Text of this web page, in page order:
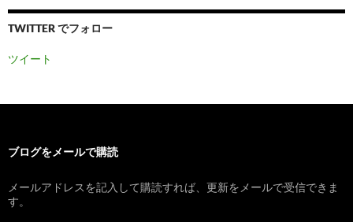
TWITTER でフォロー
ツイート
ブログをメールで購読
メールアドレスを記入して購読すれば、更新をメールで受信できま
す。